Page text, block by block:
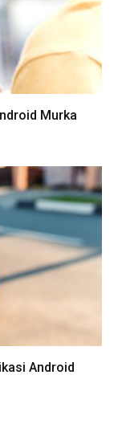
Murka
Android